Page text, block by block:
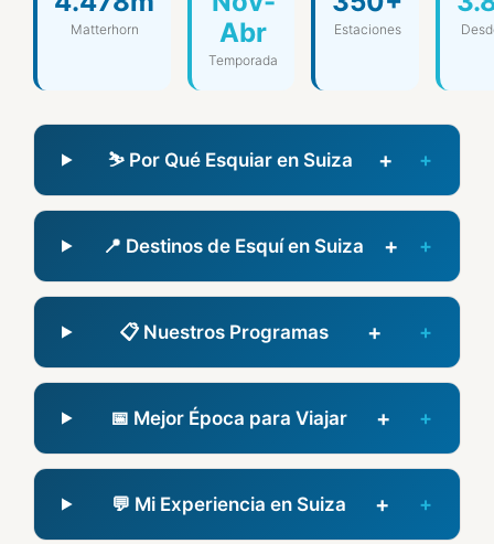
Matterhorn
Abr
Temporada
Estaciones
⛷️ Por Qué Esquiar en Suiza +
📍 Destinos de Esquí en Suiza +
📋 Nuestros Programas +
📅 Mejor Época para Viajar +
💬 Mi Experiencia en Suiza +